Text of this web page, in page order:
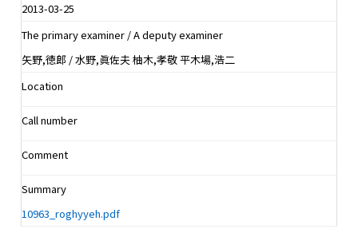
2013-03-25
The primary examiner / A deputy examiner
矢野,徳郎 / 水野,眞佐夫 柚木,孝敬 平木場,浩二
Location
Call number
Comment
Summary
10963_roghyyeh.pdf